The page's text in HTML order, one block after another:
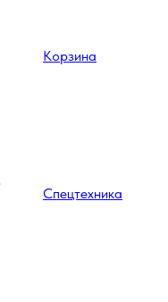
Корзина
Спецтехника